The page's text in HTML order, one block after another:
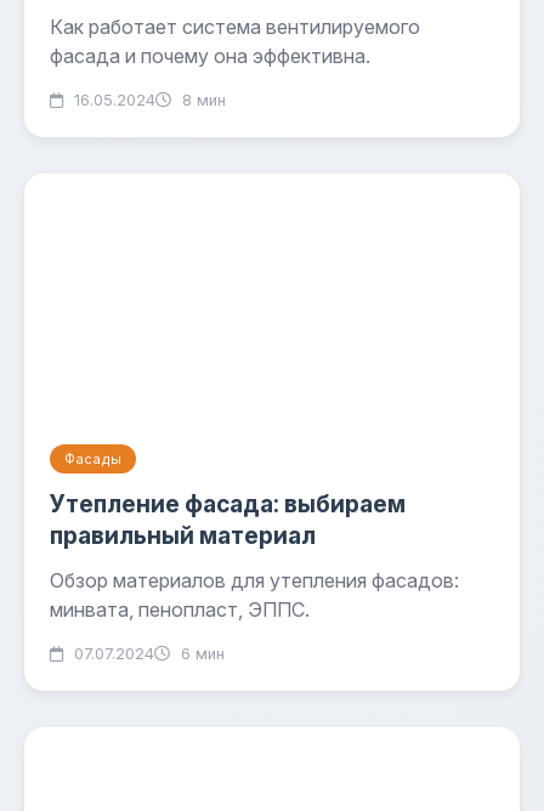
Как работает система вентилируемого
фасада и почему она эффективна.
16.05.2024 8 мин
Фасады
Утепление фасада: выбираем
правильный материал
Обзор материалов для утепления фасадов:
минвата, пенопласт, ЭППС.
07.07.2024 6 мин